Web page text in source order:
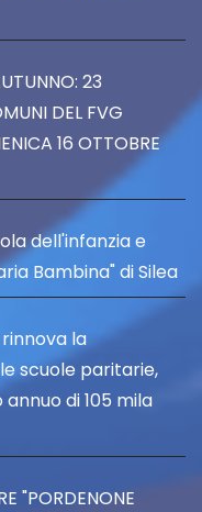
23
DEL FVG
16 OTTOBRE
dell'infanzia e
Bambina" di Silea
la
scuole paritarie,
di 105 mila
"PORDENONE